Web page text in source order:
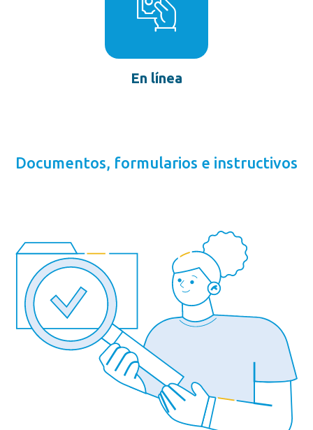
En línea
Documentos, formularios e instructivos